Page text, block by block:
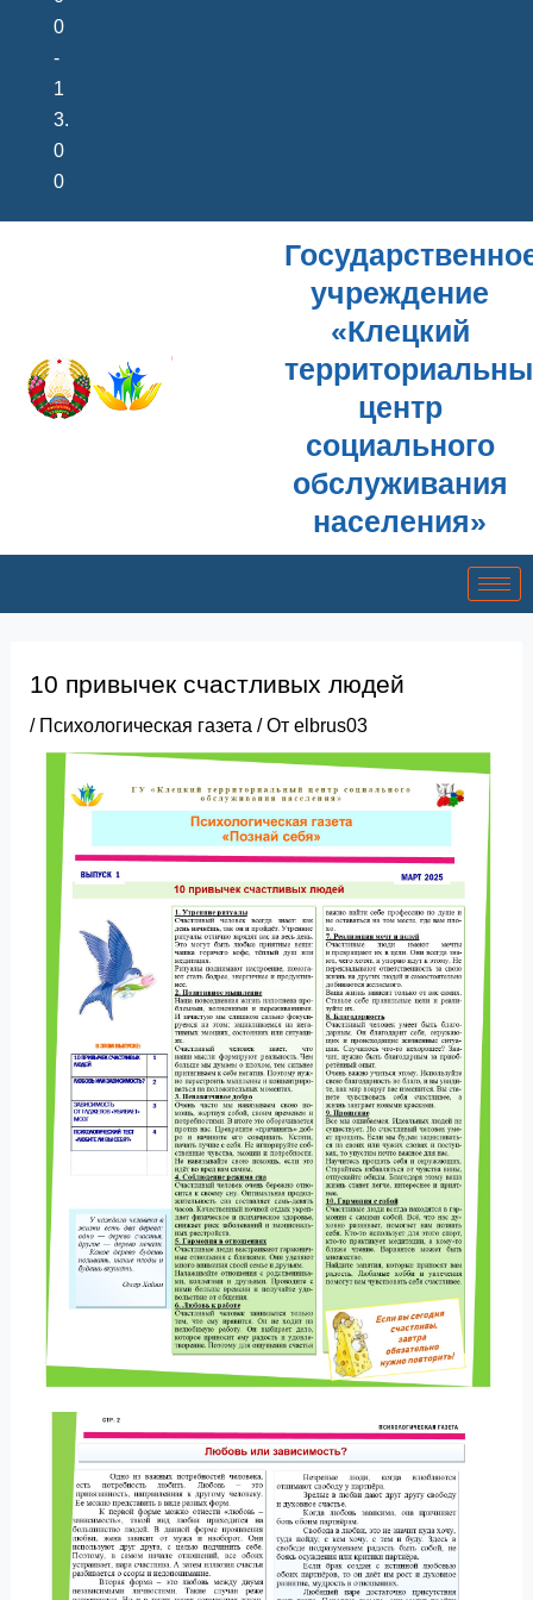
0
-
1
3.
0
0
учреждение
«Клецкий
центр
социального
обслуживания
населения»
10 привычек счастливых людей
/ Психологическая газета / От elbrus03